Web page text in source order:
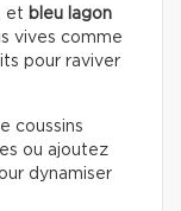
, et bleu lagon
vives comme
pour raviver
coussins
ou ajoutez
dynamiser